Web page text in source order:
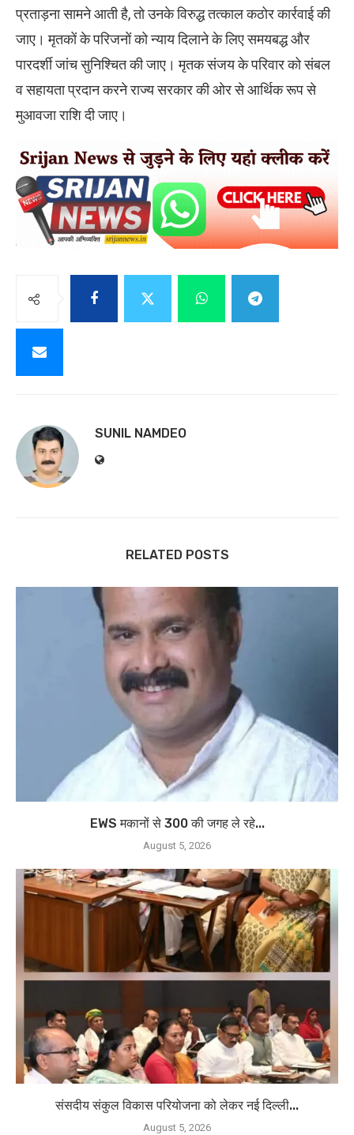
प्रताड़ना सामने आती है, तो उनके विरुद्ध तत्काल कठोर कार्रवाई की
जाए। मृतकों के परिजनों को न्याय दिलाने के लिए समयबद्ध और
पारदर्शी जांच सुनिश्चित की जाए। मृतक संजय के परिवार को संबल
व सहायता प्रदान करने राज्य सरकार की ओर से आर्थिक रूप से
मुआवजा राशि दी जाए।
SUNIL NAMDEO
RELATED POSTS
EWS मकानों से 300 की जगह ले रहे...
August 5, 2026
संसदीय संकुल विकास परियोजना को लेकर नई दिल्ली...
August 5, 2026